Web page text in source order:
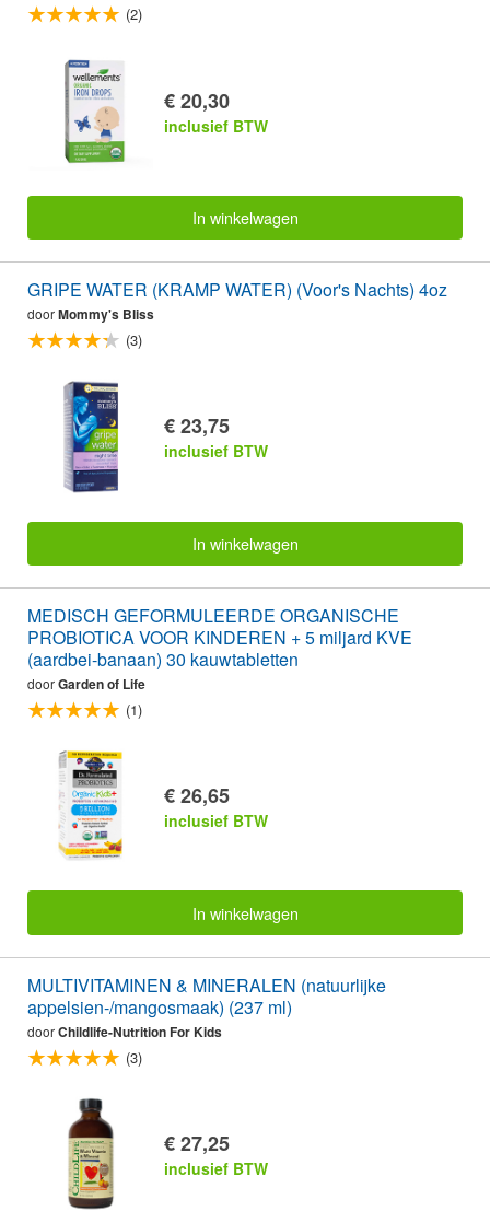
(2)
€ 20,30
inclusief BTW
In winkelwagen
GRIPE WATER (KRAMP WATER) (Voor's Nachts) 4oz
doorMommy's Bliss
(3)
€ 23,75
inclusief BTW
In winkelwagen
MEDISCH GEFORMULEERDE ORGANISCHE
PROBIOTICA VOOR KINDEREN + 5 miljard KVE
(aardbei-banaan) 30 kauwtabletten
doorGarden of Life
(1)
€ 26,65
inclusief BTW
In winkelwagen
MULTIVITAMINEN & MINERALEN (natuurlijke
appelsien-/mangosmaak) (237 ml)
doorChildlife-Nutrition For Kids
(3)
€ 27,25
inclusief BTW